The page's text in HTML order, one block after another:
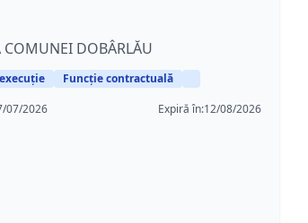
COMUNEI DOBÂRLĂU
Funcție contractuală
07/2026 Expiră în:12/08/2026